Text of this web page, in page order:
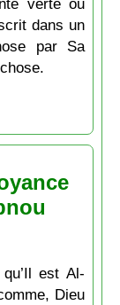
verte ou
dans un
par Sa
est Al-
Dieu